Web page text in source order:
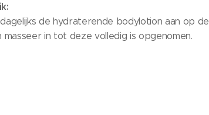
de hydraterende bodylotion aan op de
masseer in tot deze volledig is opgenomen.